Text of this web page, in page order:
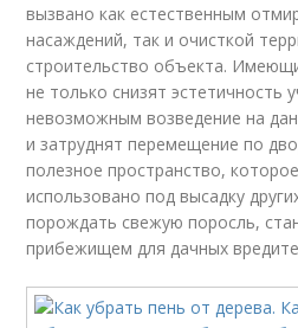
вызвано как естественным
насаждений, так и очисткой
строительство объекта.
не только снизят эстетичность
невозможным возведение на
и затруднят перемещение по
полезное пространство,
использовано под высадку
порождать свежую поросль,
прибежищем для дачных